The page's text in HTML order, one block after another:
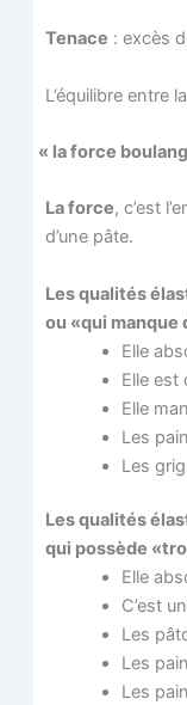
Tenace : excès
L’é­qui­libre entre
« la force
La force, c’est
d’une pâte.
Les qua­li­tés
ou «qui manque
Elle
Elle est
Elle
Les
Les
Les qua­li­tés
qui pos­sède
Elle
C’est
Les
Les
Les